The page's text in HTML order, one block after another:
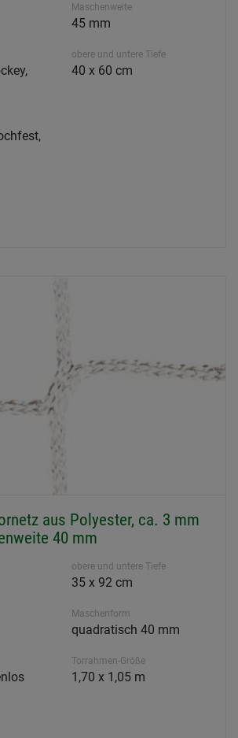
Maschenweite
45 mm
obere und untere Tiefe
40 x 60 cm
aus Polyester, ca. 3 mm
40 mm
obere und untere Tiefe
35 x 92 cm
Maschenform
quadratisch 40 mm
Torrahmen-Größe
1,70 x 1,05 m